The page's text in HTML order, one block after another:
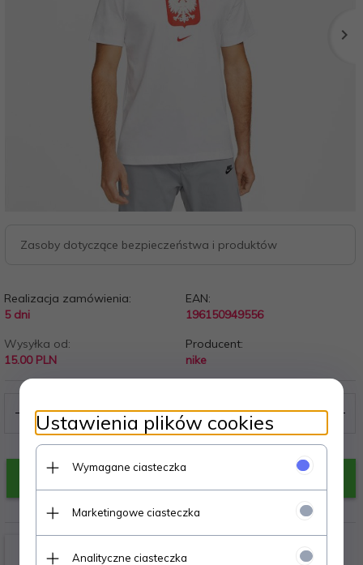
Zasoby dotyczące bezpieczeństwa i produktów
Realizacja zamówienia:
5 dni
EAN:
196150949556
Wysyłka od:
15.00 PLN
Producent:
nike
Ustawienia plików cookies
Wymagane ciasteczka
Marketingowe ciasteczka
Analityczne ciasteczka